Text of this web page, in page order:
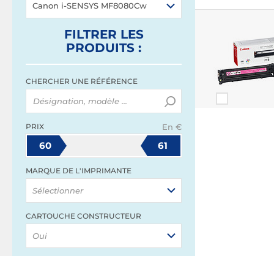
Canon i-SENSYS MF8080Cw
FILTRER LES
PRODUITS :
CHERCHER UNE RÉFÉRENCE
PRIX En €
60 61
MARQUE DE L'IMPRIMANTE
Sélectionner
CARTOUCHE CONSTRUCTEUR
Oui